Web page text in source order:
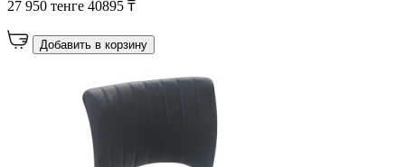
27 950 тенге 40895 ₸
Добавить в корзину